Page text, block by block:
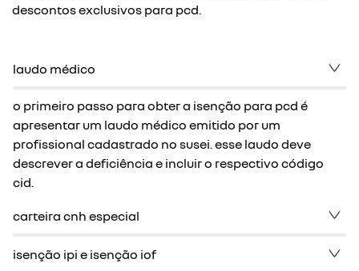
descontos exclusivos para pcd.
laudo médico
o primeiro passo para obter a isenção para pcd é
apresentar um laudo médico emitido por um
profissional cadastrado no susei. esse laudo deve
descrever a deficiência e incluir o respectivo código
cid.
carteira cnh especial
isenção ipi e isenção iof